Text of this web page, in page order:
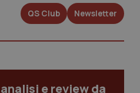
QS Club Newsletter
e review da